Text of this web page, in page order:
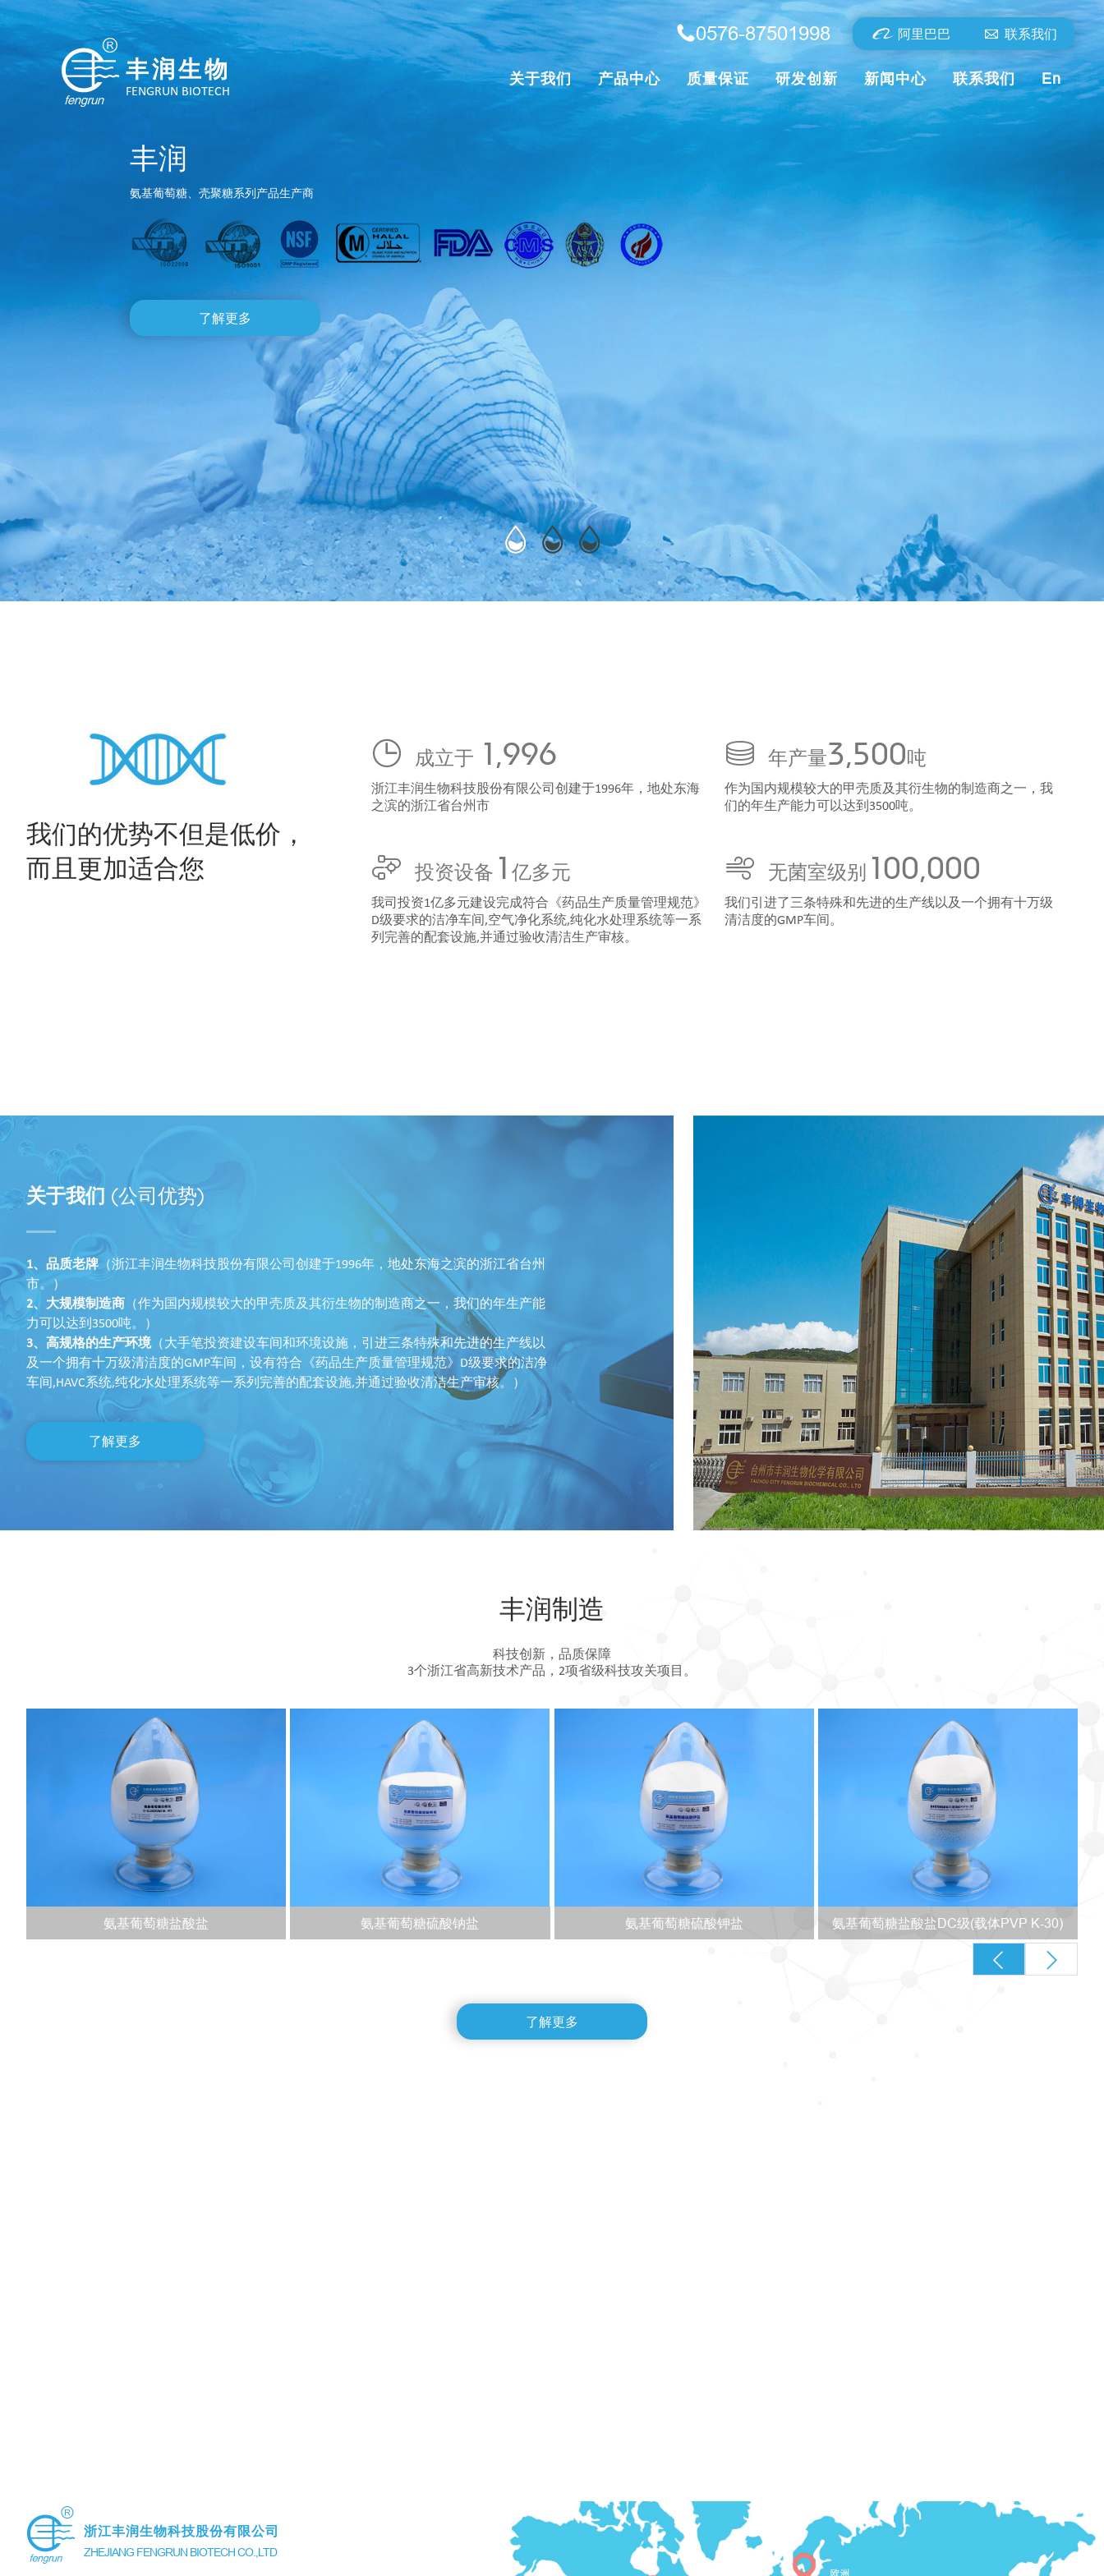
丰润生物
FENGRUN BIOTECH
0576-87501998 阿里巴巴 联系我们
关于我们 产品中心 质量保证 研发创新 新闻中心 联系我们 En
我们的优势不但是低价，
而且更加适合您
成立于 1,996
浙江丰润生物科技股份有限公司创建于1996年，地处东海
之滨的浙江省台州市
年产量3,500吨
作为国内规模较大的甲壳质及其衍生物的制造商之一，我
们的年生产能力可以达到3500吨。
投资设备 1 亿多元
我司投资1亿多元建设完成符合《药品生产质量管理规范》
D级要求的洁净车间,空气净化系统,纯化水处理系统等一系
列完善的配套设施,并通过验收清洁生产审核。
无菌室级别 100,000
我们引进了三条特殊和先进的生产线以及一个拥有十万级
清洁度的GMP车间。
关于我们 (公司优势)
1、品质老牌 （浙江丰润生物科技股份有限公司创建于1996年，地处东海之滨的浙江省台州
市。）
2、大规模制造商 （作为国内规模较大的甲壳质及其衍生物的制造商之一，我们的年生产能
力可以达到3500吨。）
3、高规格的生产环境（大手笔投资建设车间和环境设施，引进三条特殊和先进的生产线以
及一个拥有十万级清洁度的GMP车间，设有符合《药品生产质量管理规范》D级要求的洁净
车间,HAVC系统,纯化水处理系统等一系列完善的配套设施,并通过验收清洁生产审核。）
了解更多
丰润制造
科技创新，品质保障
3个浙江省高新技术产品，2项省级科技攻关项目。
氨基葡萄糖盐酸盐 氨基葡萄糖硫酸钠盐 氨基葡萄糖硫酸钾盐 氨基葡萄糖盐酸盐DC级(载体PVP K-30)
了解更多
浙江丰润生物科技股份有限公司
ZHEJIANG FENGRUN BIOTECH CO.,LTD